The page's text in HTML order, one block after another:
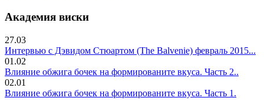
Академия виски
27.03
Интервью с Дэвидом Стюартом (The Balvenie) февраль 2015...
01.02
Влияние обжига бочек на формированите вкуса. Часть 2..
02.01
Влияние обжига бочек на формированите вкуса. Часть 1.